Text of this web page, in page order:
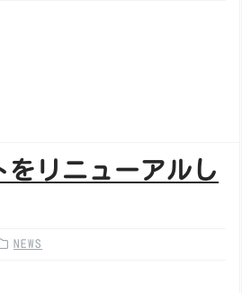
をリニューアルし
NEWS